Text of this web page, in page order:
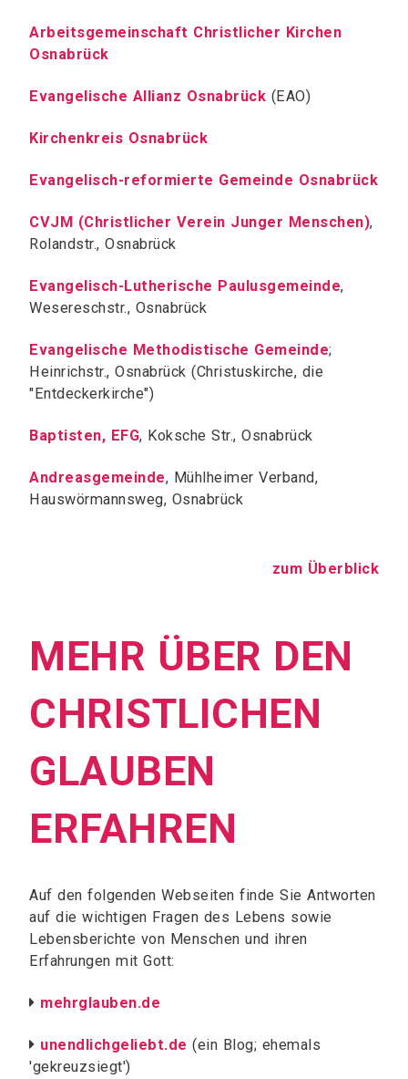
Arbeitsgemeinschaft Christlicher Kirchen
Osnabrück
Evangelische Allianz Osnabrück (EAO)
Kirchenkreis Osnabrück
Evangelisch-reformierte Gemeinde Osnabrück
CVJM (Christlicher Verein Junger Menschen),
Rolandstr., Osnabrück
Evangelisch-Lutherische Paulusgemeinde,
Wesereschstr., Osnabrück
Evangelische Methodistische Gemeinde;
Heinrichstr., Osnabrück (Christuskirche, die
"Entdeckerkirche")
Baptisten, EFG, Koksche Str., Osnabrück
Andreasgemeinde, Mühlheimer Verband,
Hauswörmannsweg, Osnabrück
zum Überblick
MEHR ÜBER DEN
CHRISTLICHEN
GLAUBEN
ERFAHREN
Auf den folgenden Webseiten finde Sie Antworten
auf die wichtigen Fragen des Lebens sowie
Lebensberichte von Menschen und ihren
Erfahrungen mit Gott:
 mehrglauben.de
 unendlichgeliebt.de (ein Blog; ehemals
'gekreuzsiegt')